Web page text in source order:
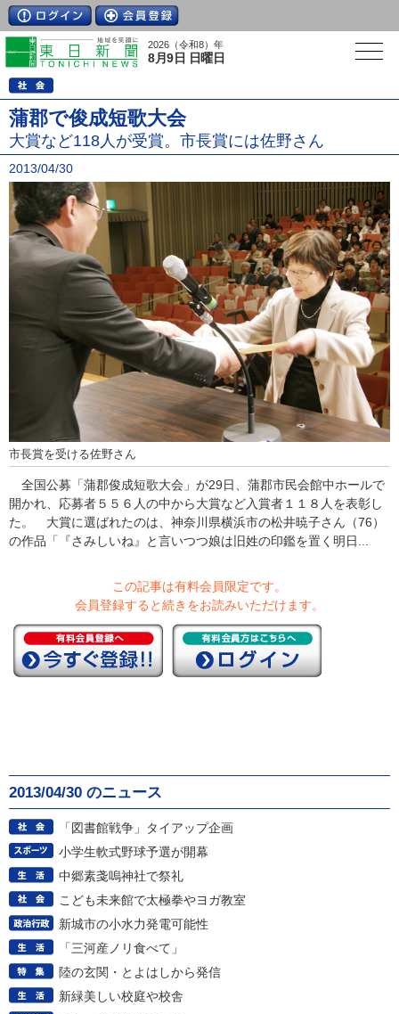
2026（令和8）年
8月9日 日曜日
蒲郡で俊成短歌大会
大賞など118人が受賞。市長賞には佐野さん
2013/04/30
市長賞を受ける佐野さん
全国公募「蒲郡俊成短歌大会」が29日、蒲郡市民会館中ホールで
開かれ、応募者５５６人の中から大賞など入賞者１１８人を表彰し
た。 大賞に選ばれたのは、神奈川県横浜市の松井暁子さん（76）
の作品「『さみしいね』と言いつつ娘は旧姓の印鑑を置く明日...
この記事は有料会員限定です。
会員登録すると続きをお読みいただけます。
2013/04/30 のニュース
「図書館戦争」タイアップ企画
小学生軟式野球予選が開幕
中郷素戔嗚神社で祭礼
こども未来館で太極拳やヨガ教室
新城市の小水力発電可能性
「三河産ノリ食べて」
陸の玄関・とよはしから発信
新緑美しい校庭や校舎